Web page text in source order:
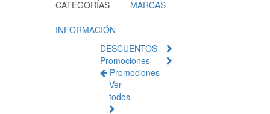
radiante.CATEGORÍAS MARCAS
INFORMACIÓN
DESCUENTOS
Promociones
Promociones
Ver
todos